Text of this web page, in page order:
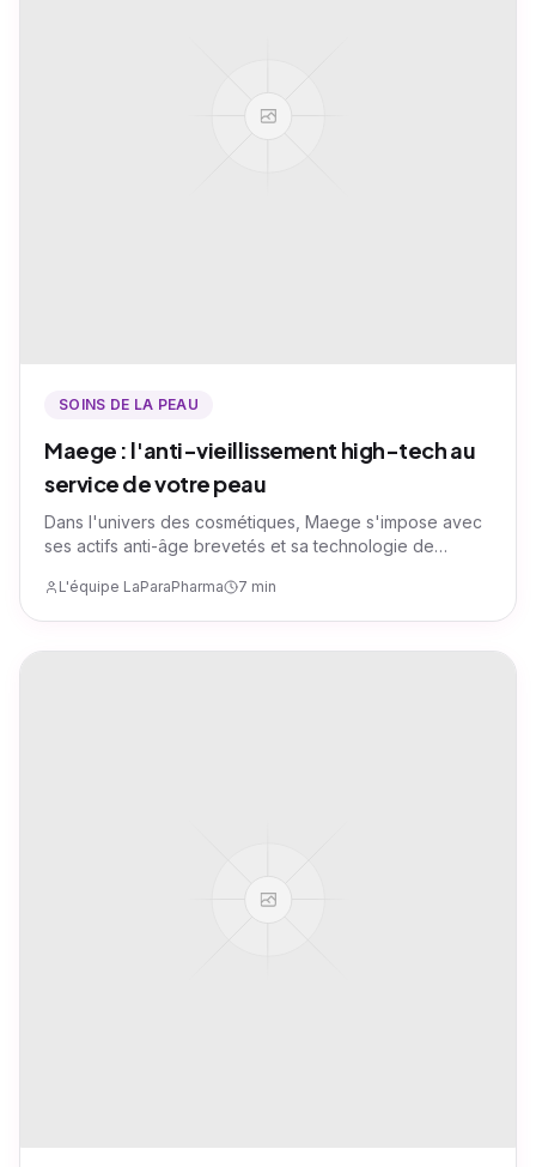
SOINS DE LA PEAU
Maege : l'anti-vieillissement high-tech au
service de votre peau
Dans l'univers des cosmétiques, Maege s'impose avec
ses actifs anti-âge brevetés et sa technologie de
peptides.
L'équipe LaParaPharma 7 min